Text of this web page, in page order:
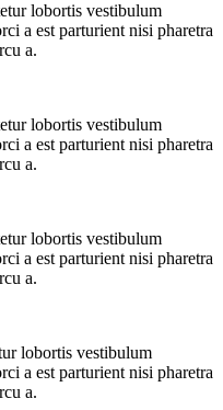
lobortis vestibulum
a est parturient nisi pharetra
a.
lobortis vestibulum
a est parturient nisi pharetra
a.
lobortis vestibulum
a est parturient nisi pharetra
a.
lobortis vestibulum
a est parturient nisi pharetra
a.